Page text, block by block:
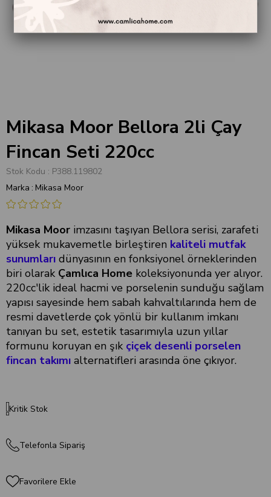
Mikasa Moor Bellora 2li Çay
Fincan Seti 220cc
Stok Kodu
P388.119802
Marka : Mikasa Moor
Mikasa Moor imzasını taşıyan Bellora serisi, zarafeti
yüksek mukavemetle birleştiren kaliteli mutfak
sunumları dünyasının en fonksiyonel örneklerinden
biri olarak Çamlıca Home koleksiyonunda yer alıyor.
220cc'lik ideal hacmi ve porselenin sunduğu sağlam
yapısı sayesinde hem sabah kahvaltılarında hem de
resmi davetlerde çok yönlü bir kullanım imkanı
tanıyan bu set, estetik tasarımıyla uzun yıllar
formunu koruyan en şık çiçek desenli porselen
fincan takımı alternatifleri arasında öne çıkıyor.
Kritik Stok
Telefonla Sipariş
Favorilere Ekle